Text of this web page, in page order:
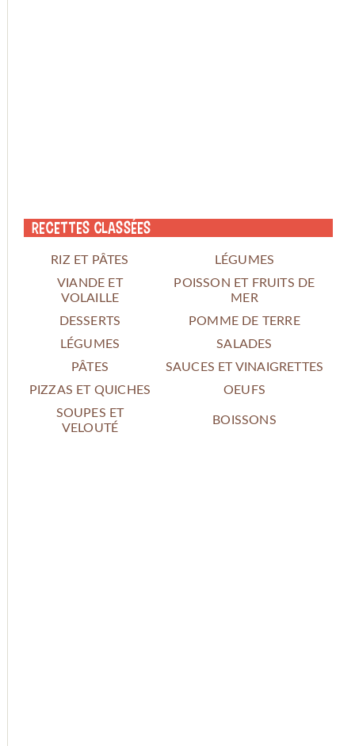
Recettes classées
RIZ ET PÂTES
LÉGUMES
VIANDE ET
VOLAILLE
POISSON ET FRUITS DE
MER
DESSERTS
POMME DE TERRE
LÉGUMES
SALADES
PÂTES
SAUCES ET VINAIGRETTES
PIZZAS ET QUICHES
OEUFS
SOUPES ET
VELOUTÉ
BOISSONS